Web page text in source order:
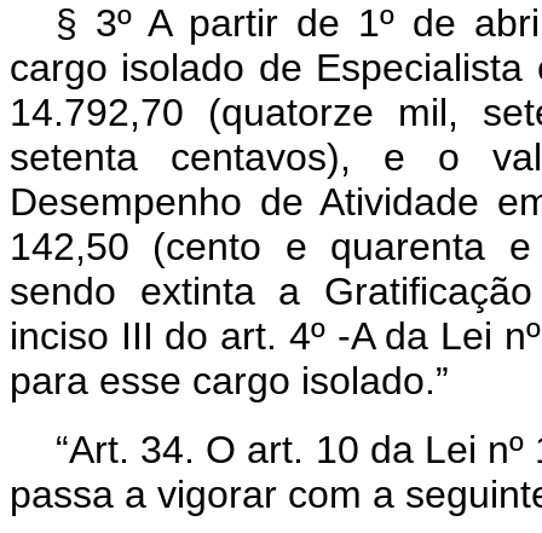
§ 3º A partir de 1º de
cargo isolado de
14.792,70 (quatorze mil,
setenta centavos), e o
Desempenho de Atividade
142,50 (cento e quarenta
sendo extinta a
inciso III do art. 4º -A da Lei
para esse cargo isolado.”
“Art. 34. O art. 10 da Lei
passa a vigorar com a